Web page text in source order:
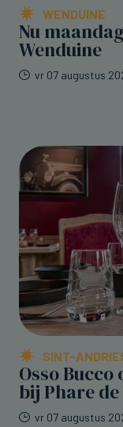
WENDUINE
Nu
Wenduine
vr 07 augustus
SINT-
Osso
bij Phare de
vr 07 augustus